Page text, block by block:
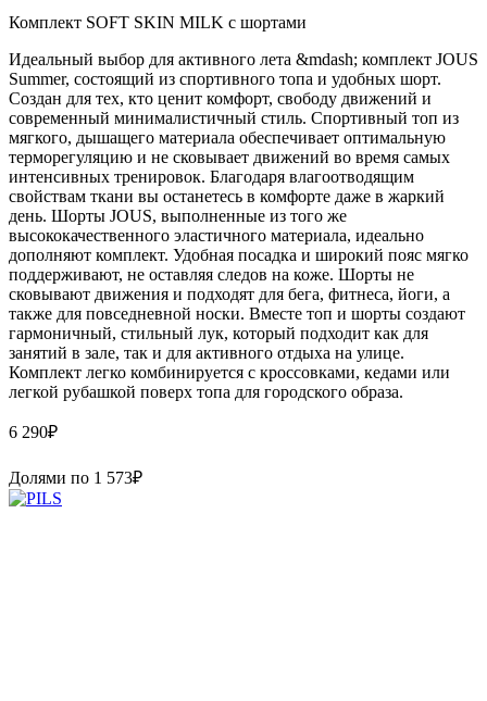
Комплект SOFT SKIN MILK с шортами
Идеальный выбор для активного лета &mdash; комплект JOUS
Summer, состоящий из спортивного топа и удобных шорт.
Создан для тех, кто ценит комфорт, свободу движений и
современный минималистичный стиль. Спортивный топ из
мягкого, дышащего материала обеспечивает оптимальную
терморегуляцию и не сковывает движений во время самых
интенсивных тренировок. Благодаря влагоотводящим
свойствам ткани вы останетесь в комфорте даже в жаркий
день. Шорты JOUS, выполненные из того же
высококачественного эластичного материала, идеально
дополняют комплект. Удобная посадка и широкий пояс мягко
поддерживают, не оставляя следов на коже. Шорты не
сковывают движения и подходят для бега, фитнеса, йоги, а
также для повседневной носки. Вместе топ и шорты создают
гармоничный, стильный лук, который подходит как для
занятий в зале, так и для активного отдыха на улице.
Комплект легко комбинируется с кроссовками, кедами или
легкой рубашкой поверх топа для городского образа.
6 290₽
Долями по 1 573₽